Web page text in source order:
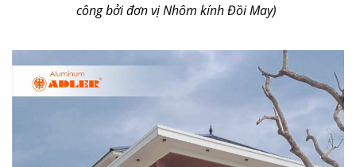
công bởi đơn vị Nhôm kính Đồi May)